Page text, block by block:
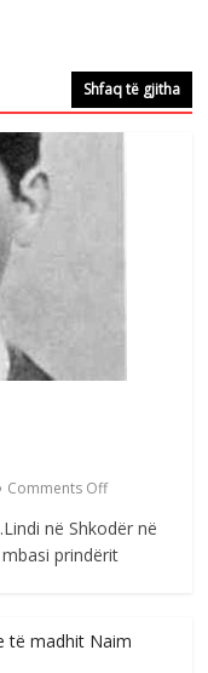
Kosovë
Comments Off
me takime pune
Levizja
Comments Off
artistja e mirëfilltë
Comments Off
Shfaq të gjitha
Comments Off
në Shkodër në
prindërit
të madhit Naim